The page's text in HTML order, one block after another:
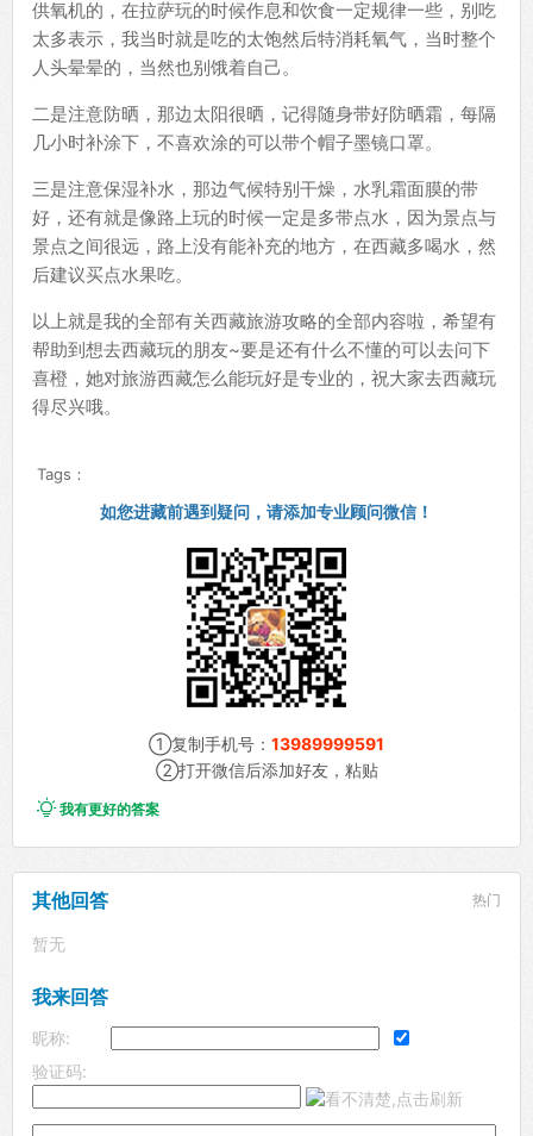
供氧机的，在拉萨玩的时候作息和饮食一定规律一些，别吃
太多表示，我当时就是吃的太饱然后特消耗氧气，当时整个
人头晕晕的，当然也别饿着自己。
二是注意防晒，那边太阳很晒，记得随身带好防晒霜，每隔
几小时补涂下，不喜欢涂的可以带个帽子墨镜口罩。
三是注意保湿补水，那边气候特别干燥，水乳霜面膜的带
好，还有就是像路上玩的时候一定是多带点水，因为景点与
景点之间很远，路上没有能补充的地方，在西藏多喝水，然
后建议买点水果吃。
以上就是我的全部有关西藏旅游攻略的全部内容啦，希望有
帮助到想去西藏玩的朋友~要是还有什么不懂的可以去问下
喜橙，她对旅游西藏怎么能玩好是专业的，祝大家去西藏玩
得尽兴哦。
Tags：
如您进藏前遇到疑问，请添加专业顾问微信！
①复制手机号： 13989999591
②打开微信后添加好友，粘贴
我有更好的答案
其他回答 热门
暂无
我来回答
昵称:
验证码: